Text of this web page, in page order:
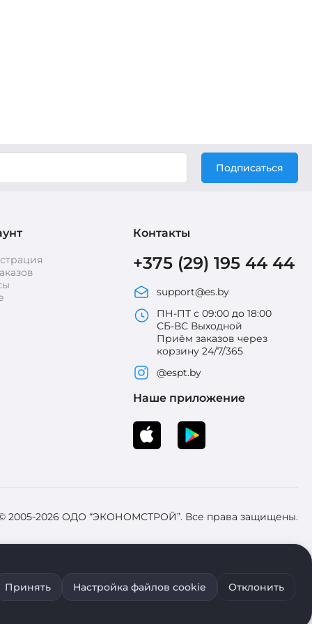
Подписаться
Контакты
+375 (29) 195 44 44
support@es.by
ПН-ПТ с 09:00 до 18:00
СБ-ВС Выходной
Приём заказов через
корзину 24/7/365
@espt.by
Наше приложение
2005-2026 ОДО “ЭКОНОМСТРОЙ”. Все права защищены.
Брестский областной исполнительный комитет 31
cookie воспользуйтесь соответствующими настройками
Принять Настройка файлов cookie Отклонить